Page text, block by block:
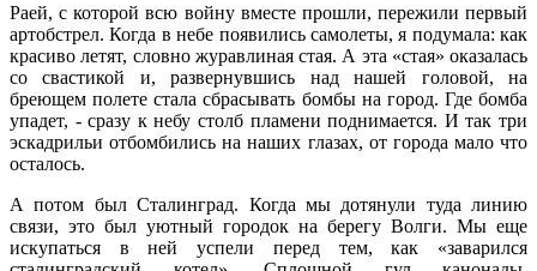
Раей, с которой всю войну вместе прошли, пережили первый
артобстрел. Когда в небе появились самолеты, я подумала: как
красиво летят, словно журавлиная стая. А эта «стая» оказалась
со свастикой и, развернувшись над нашей головой, на
бреющем полете стала сбрасывать бомбы на город. Где бомба
упадет, - сразу к небу столб пламени поднимается. И так три
эскадрильи отбомбились на наших глазах, от города мало что
осталось.
А потом был Сталинград. Когда мы дотянули туда линию
связи, это был уютный городок на берегу Волги. Мы еще
искупаться в ней успели перед тем, как «заварился